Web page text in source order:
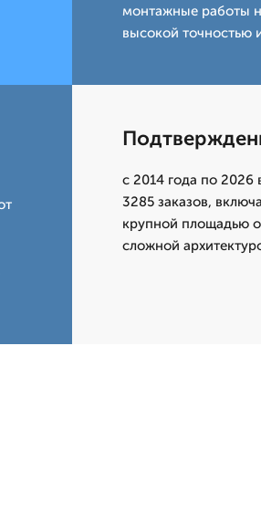
монтажные работы
высокой точностью
с 2014 года по 2026
3285 заказов,
крупной площадью
сложной